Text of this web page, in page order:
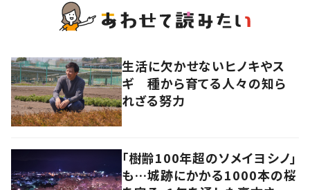
生活に欠かせないヒノキやス
ギ 種から育てる人々の知ら
れざる努力
「樹齢100年超のソメイヨシノ」
も…城跡にかかる1000本の桜